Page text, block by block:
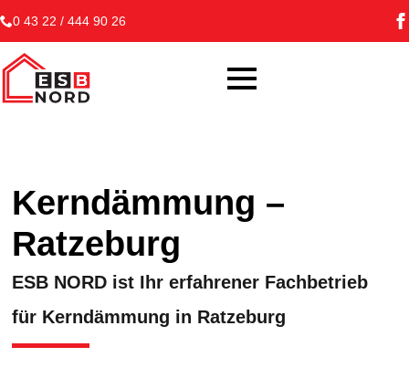
0 43 22 / 444 90 26
Kerndämmung –
Ratzeburg
ESB NORD ist Ihr erfahrener Fachbetrieb
für Kerndämmung in Ratzeburg